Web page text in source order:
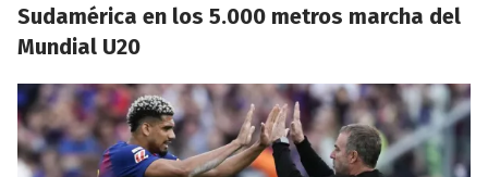
Sudamérica en los 5.000 metros marcha del
Mundial U20